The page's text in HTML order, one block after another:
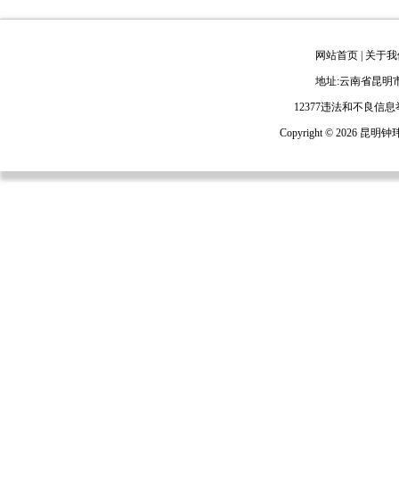
网站首页 关于
地址:云南省昆明
12377违法和不良信
Copyright © 2026 昆明钟